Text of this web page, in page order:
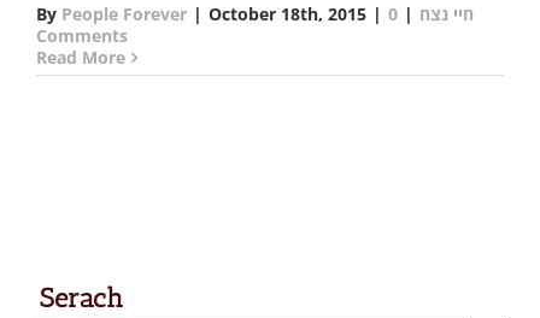
By People Forever | October 18th, 2015 | חיי נצח |
0
Comments
Read More
Serach